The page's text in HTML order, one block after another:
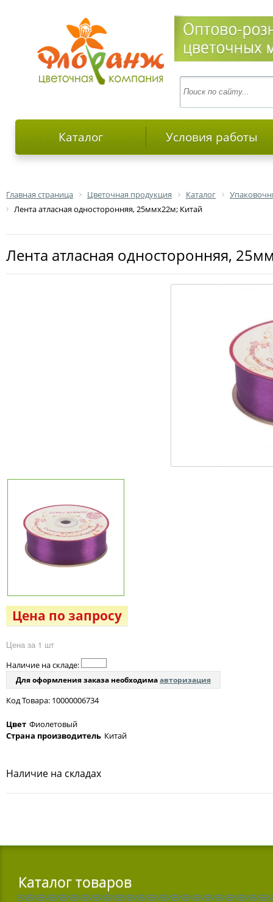
Каталог Условия работы
Главная страница Цветочная продукция Каталог
Лента атласная односторонняя, 25ммх22м; Китай
Лента атласная односторонняя,
Цена по запросу
Цена за 1 шт
Наличие на складе:
Для оформления заказа необходимаавторизация
Код Товара: 10000006734
Цвет Фиолетовый
Страна производитель Китай
Наличие на складах
Каталог товаров